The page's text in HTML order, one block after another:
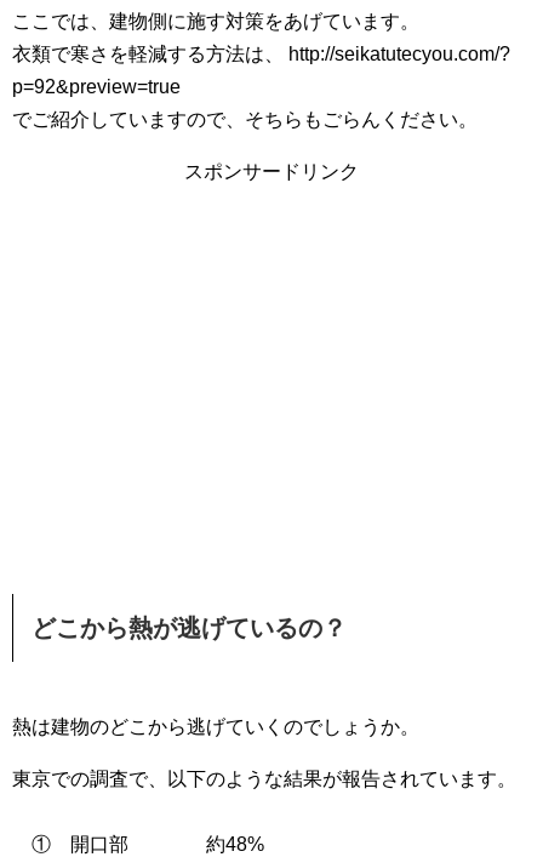
ここでは、建物側に施す対策をあげています。
衣類で寒さを軽減する方法は、 http://seikatutecyou.com/?
p=92&preview=true
でご紹介していますので、そちらもごらんください。
スポンサードリンク
どこから熱が逃げているの？
熱は建物のどこから逃げていくのでしょうか。
東京での調査で、以下のような結果が報告されています。
① 開口部 約48%